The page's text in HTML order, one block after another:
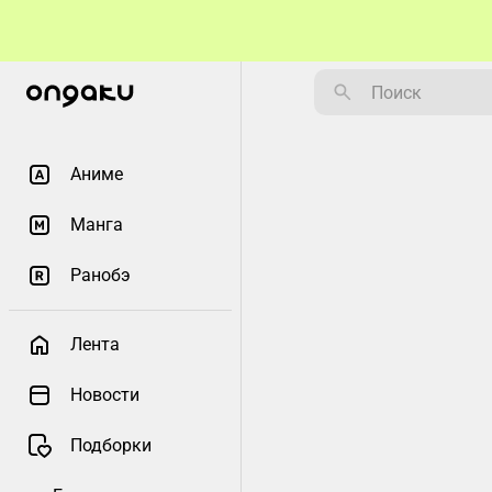
Аниме
Манга
Ранобэ
Лента
Новости
Подборки